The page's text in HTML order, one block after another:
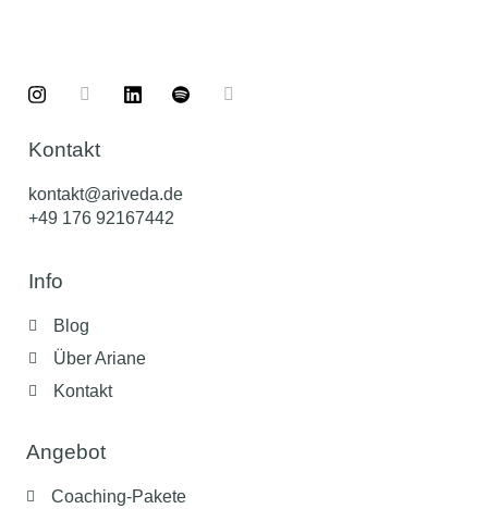
Kontakt
kontakt@ariveda.de
+49 176 92167442
Info
Blog
Über Ariane
Kontakt
Angebot
Coaching-Pakete